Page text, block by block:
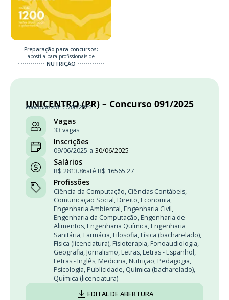
Preparação para concursos:
apostila para profissionais de
NUTRIÇÃO
UNICENTRO (PR) – Concurso 091/2025
Publicado em: 11/06/2025
Vagas
33 vagas
Inscrições
09/06/2025 a 30/06/2025
Salários
R$ 2813.86até R$ 16565.27
Profissões
Ciência da Computação, Ciências Contábeis,
Comunicação Social, Direito, Economia,
Engenharia Ambiental, Engenharia Civil,
Engenharia da Computação, Engenharia de
Alimentos, Engenharia Química, Engenharia
Sanitária, Farmácia, Filosofia, Física (bacharelado),
Física (licenciatura), Fisioterapia, Fonoaudiologia,
Geografia, Jornalismo, Letras, Letras - Espanhol,
Letras - Inglês, Medicina, Nutrição, Pedagogia,
Psicologia, Publicidade, Química (bacharelado),
Química (licenciatura)
EDITAL DE ABERTURA